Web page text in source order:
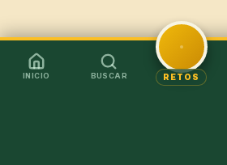
INICIO BUSCAR RETOS